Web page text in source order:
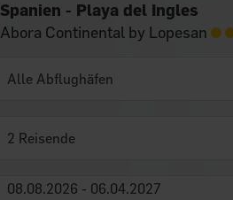
Spanien - Playa del Ingles
Abora Continental by Lopesan
2 Reisende
08.08.2026 - 06.04.2027